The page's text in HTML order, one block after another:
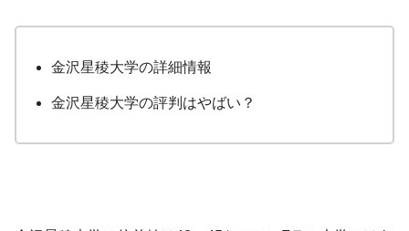
金沢星稜大学の詳細情報
金沢星稜大学の評判はやばい？